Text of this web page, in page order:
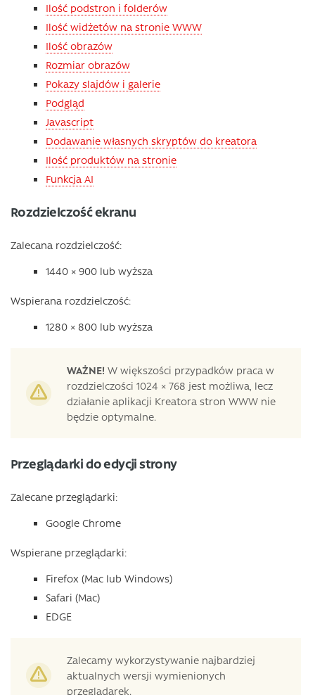
Ilość podstron i folderów
Ilość widżetów na stronie WWW
Ilość obrazów
Rozmiar obrazów
Pokazy slajdów i galerie
Podgląd
Javascript
Dodawanie własnych skryptów do kreatora
Ilość produktów na stronie
Funkcja AI
Rozdzielczość ekranu
Zalecana rozdzielczość:
1440 × 900 lub wyższa
Wspierana rozdzielczość:
1280 × 800 lub wyższa
WAŻNE! W większości przypadków praca w
rozdzielczości 1024 × 768 jest możliwa, lecz
działanie aplikacji Kreatora stron WWW nie
będzie optymalne.
Przeglądarki do edycji strony
Zalecane przeglądarki:
Google Chrome
Wspierane przeglądarki:
Firefox (Mac lub Windows)
Safari (Mac)
EDGE
Zalecamy wykorzystywanie najbardziej
aktualnych wersji wymienionych
przeglądarek.